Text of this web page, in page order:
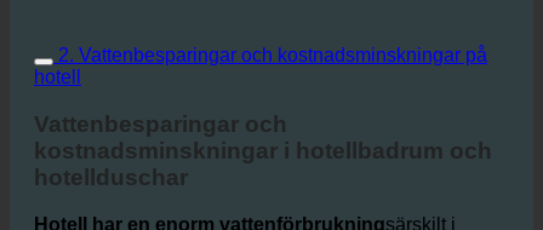
hotell
Vattenbesparingar och
kostnadsminskningar i hotellbadrum och
hotellduschar